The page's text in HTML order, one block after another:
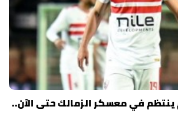
ينتظم في معسكر الزمالك حتى الآن..